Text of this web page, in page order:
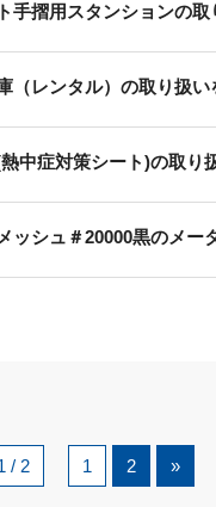
手摺用スタンションの
（レンタル）の取り扱
熱中症対策シート)の取り
ッシュ＃20000黒のメ
/ 2 1 2 »